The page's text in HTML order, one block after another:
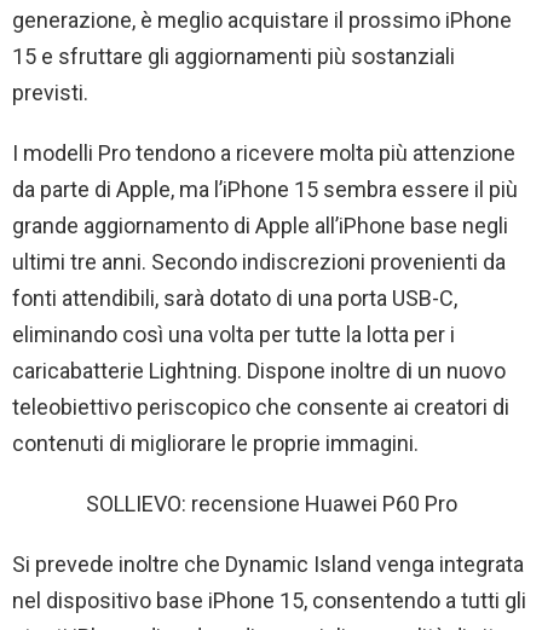
generazione, è meglio acquistare il prossimo iPhone
15 e sfruttare gli aggiornamenti più sostanziali
previsti.
I modelli Pro tendono a ricevere molta più attenzione
da parte di Apple, ma l’iPhone 15 sembra essere il più
grande aggiornamento di Apple all’iPhone base negli
ultimi tre anni. Secondo indiscrezioni provenienti da
fonti attendibili, sarà dotato di una porta USB-C,
eliminando così una volta per tutte la lotta per i
caricabatterie Lightning. Dispone inoltre di un nuovo
teleobiettivo periscopico che consente ai creatori di
contenuti di migliorare le proprie immagini.
SOLLIEVO: recensione Huawei P60 Pro
Si prevede inoltre che Dynamic Island venga integrata
nel dispositivo base iPhone 15, consentendo a tutti gli